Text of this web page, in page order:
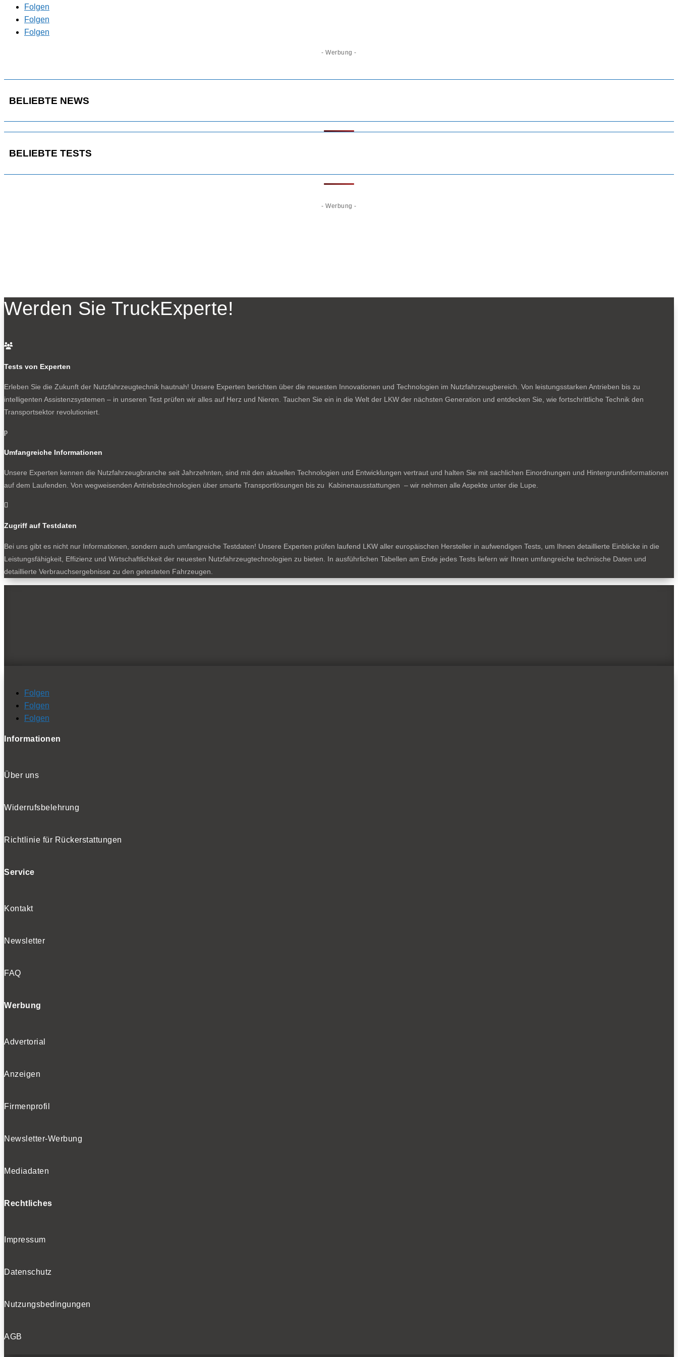
Folgen
Folgen
Folgen
- Werbung -
BELIEBTE NEWS
BELIEBTE TESTS
- Werbung -
Werden Sie TruckExperte!

Tests von Experten
Erleben Sie die Zukunft der Nutzfahrzeugtechnik hautnah! Unsere Experten berichten über die neuesten Innovationen und Technologien im Nutzfahrzeugbereich. Von leistungsstarken Antrieben bis zu
intelligenten Assistenzsystemen – in unseren Test prüfen wir alles auf Herz und Nieren. Tauchen Sie ein in die Welt der LKW der nächsten Generation und entdecken Sie, wie fortschrittliche Technik den
Transportsektor revolutioniert.
p
Umfangreiche Informationen
Unsere Experten kennen die Nutzfahrzeugbranche seit Jahrzehnten, sind mit den aktuellen Technologien und Entwicklungen vertraut und halten Sie mit sachlichen Einordnungen und Hintergrundinformationen
auf dem Laufenden. Von wegweisenden Antriebstechnologien über smarte Transportlösungen bis zu Kabinenausstattungen – wir nehmen alle Aspekte unter die Lupe.

Zugriff auf Testdaten
Bei uns gibt es nicht nur Informationen, sondern auch umfangreiche Testdaten! Unsere Experten prüfen laufend LKW aller europäischen Hersteller in aufwendigen Tests, um Ihnen detaillierte Einblicke in die
Leistungsfähigkeit, Effizienz und Wirtschaftlichkeit der neuesten Nutzfahrzeugtechnologien zu bieten. In ausführlichen Tabellen am Ende jedes Tests liefern wir Ihnen umfangreiche technische Daten und
detaillierte Verbrauchsergebnisse zu den getesteten Fahrzeugen.
Folgen
Folgen
Folgen
Informationen
Über uns
Widerrufsbelehrung
Richtlinie für Rückerstattungen
Service
Kontakt
Newsletter
FAQ
Werbung
Advertorial
Anzeigen
Firmenprofil
Newsletter-Werbung
Mediadaten
Rechtliches
Impressum
Datenschutz
Nutzungsbedingungen
AGB